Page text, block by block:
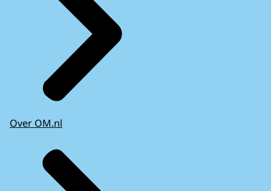
Over OM.nl